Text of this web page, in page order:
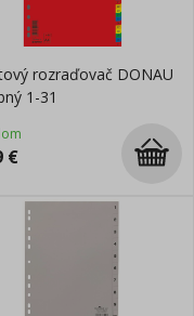
rozraďovač DONAU
1-31
€